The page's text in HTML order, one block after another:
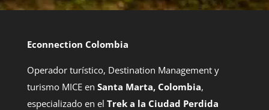
Econnection Colombia
Operador turístico, Destination Management y
turismo MICE en Santa Marta, Colombia,
especializado en el Trek a la Ciudad Perdida